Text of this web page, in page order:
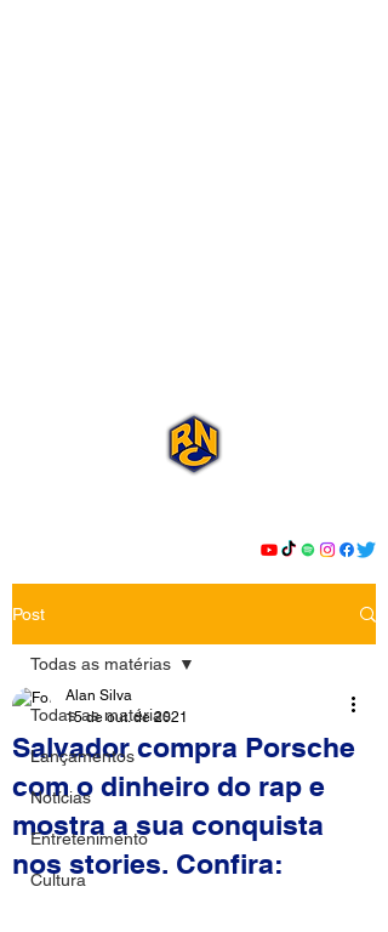
Post
Todas as matérias
Lançamentos
Notícias
Entretenimento
Cultura
Todas as matérias
Salvador compra Porsche
com o dinheiro do rap e
mostra a sua conquista
nos stories. Confira:
Alan Silva
15 de out. de 2021